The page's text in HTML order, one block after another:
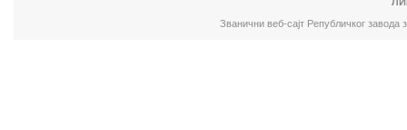
Званични веб-сајт Републичког